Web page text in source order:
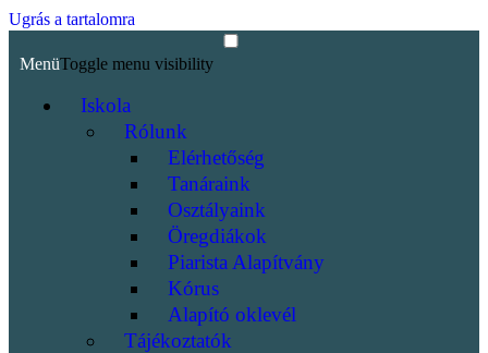
Ugrás a tartalomra
MenüToggle menu visibility
Iskola
Rólunk
Elérhetőség
Tanáraink
Osztályaink
Öregdiákok
Piarista Alapítvány
Kórus
Alapító oklevél
Tájékoztatók